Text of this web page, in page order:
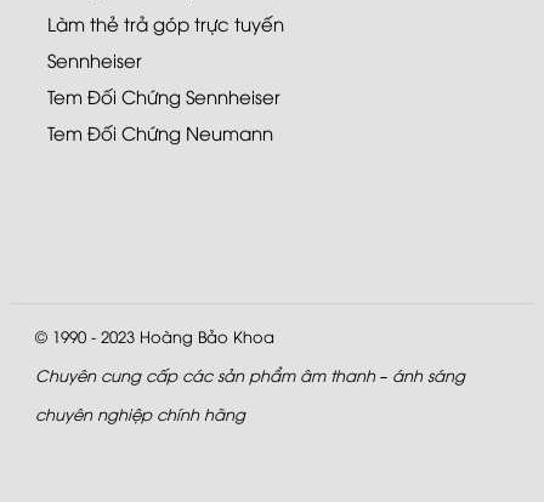
Làm thẻ trả góp trực tuyến
Sennheiser
Tem Đối Chứng Sennheiser
Tem Đối Chứng Neumann
© 1990 - 2023 Hoàng Bảo Khoa
Chuyên cung cấp các sản phẩm âm thanh – ánh sáng
chuyên nghiệp chính hãng